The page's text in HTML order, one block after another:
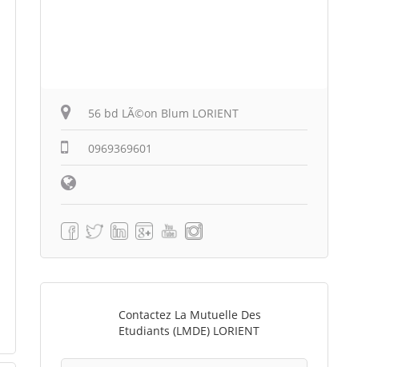
56 bd LÃ©on Blum LORIENT
0969369601
Contactez La Mutuelle Des
Etudiants (LMDE) LORIENT